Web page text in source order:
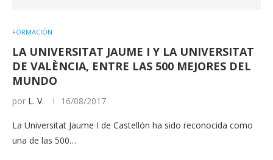
FORMACIÓN
LA UNIVERSITAT JAUME I Y LA UNIVERSITAT
DE VALÈNCIA, ENTRE LAS 500 MEJORES DEL
MUNDO
por L. V. 16/08/2017
La Universitat Jaume I de Castellón ha sido reconocida como
una de las 500…